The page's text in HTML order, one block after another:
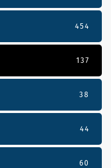
454
137
38
44
60